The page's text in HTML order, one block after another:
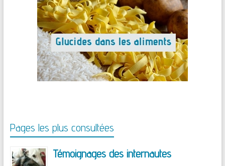
Pages les plus consultées
Témoignages des internautes